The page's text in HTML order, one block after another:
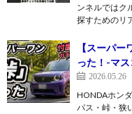
ンネルではク
探すためのリ
【スーパ
った！-マ
2026.05.26
HONDAホン
パス・峠・狭